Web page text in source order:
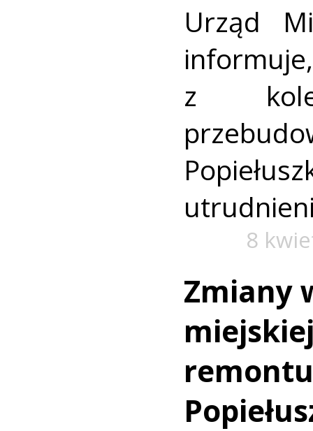
Urząd
z
8
Zmiany